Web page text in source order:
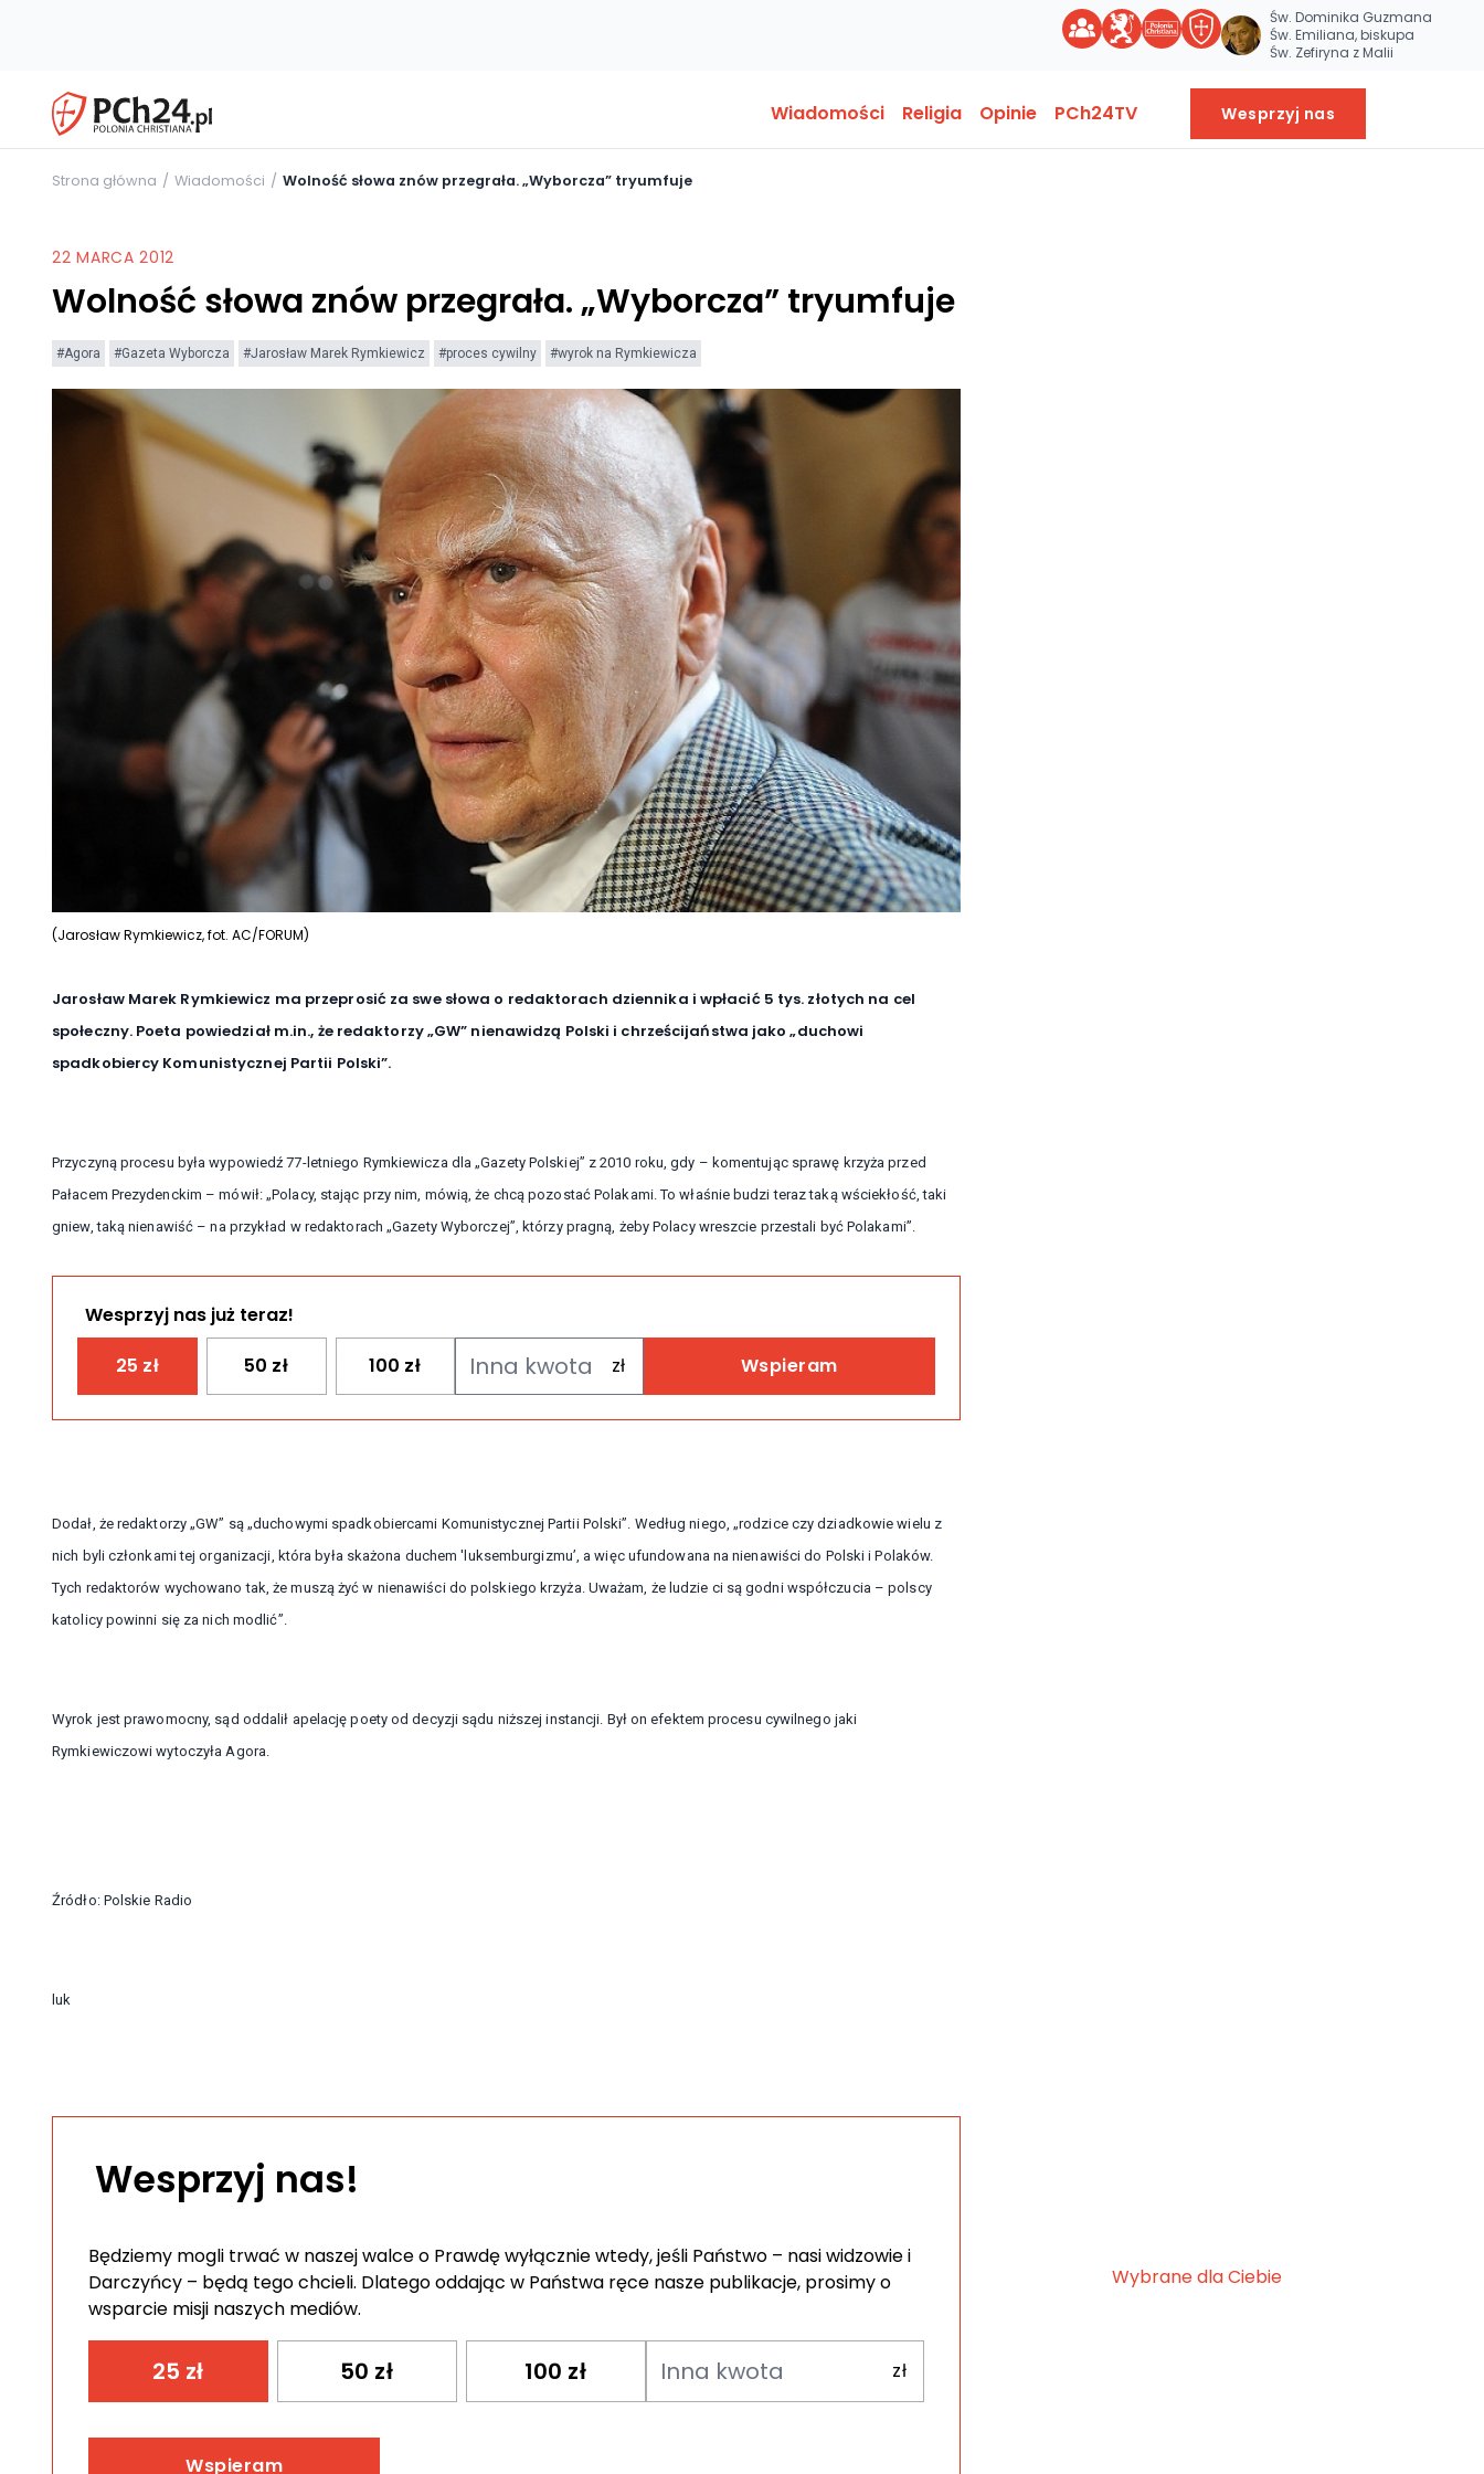
Św. Dominika Guzmana
Św. Emiliana, biskupa
Św. Zefiryna z Malii
Wiadomości Religia Opinie PCh24TV Wesprzyj nas
Strona główna Wiadomości Wolność słowa znów przegrała. „Wyborcza” tryumfuje
22 MARCA 2012
Wolność słowa znów przegrała. „Wyborcza” tryumfuje
#Agora #Gazeta Wyborcza #Jarosław Marek Rymkiewicz #proces cywilny #wyrok na Rymkiewicza
(Jarosław Rymkiewicz, fot. AC/FORUM)
Jarosław Marek Rymkiewicz ma przeprosić za swe słowa o redaktorach dziennika i wpłacić 5 tys. złotych na cel
społeczny. Poeta powiedział m.in., że redaktorzy „GW” nienawidzą Polski i chrześcijaństwa jako „duchowi
spadkobiercy Komunistycznej Partii Polski”.
Przyczyną procesu była wypowiedź 77-letniego Rymkiewicza dla „Gazety Polskiej” z 2010 roku, gdy – komentując sprawę krzyża przed
Pałacem Prezydenckim – mówił: „Polacy, stając przy nim, mówią, że chcą pozostać Polakami. To właśnie budzi teraz taką wściekłość, taki
gniew, taką nienawiść – na przykład w redaktorach „Gazety Wyborczej”, którzy pragną, żeby Polacy wreszcie przestali być Polakami”.
Wesprzyj nas już teraz!
25 zł 50 zł 100 zł Wspieram
Dodał, że redaktorzy „GW” są „duchowymi spadkobiercami Komunistycznej Partii Polski”. Według niego, „rodzice czy dziadkowie wielu z
nich byli członkami tej organizacji, która była skażona duchem 'luksemburgizmu’, a więc ufundowana na nienawiści do Polski i Polaków.
Tych redaktorów wychowano tak, że muszą żyć w nienawiści do polskiego krzyża. Uważam, że ludzie ci są godni współczucia – polscy
katolicy powinni się za nich modlić”.
Wyrok jest prawomocny, sąd oddalił apelację poety od decyzji sądu niższej instancji. Był on efektem procesu cywilnego jaki
Rymkiewiczowi wytoczyła Agora.
Źródło: Polskie Radio
luk
Wesprzyj nas!
Będziemy mogli trwać w naszej walce o Prawdę wyłącznie wtedy, jeśli Państwo – nasi widzowie i
Darczyńcy – będą tego chcieli. Dlatego oddając w Państwa ręce nasze publikacje, prosimy o
wsparcie misji naszych mediów.
25 zł 50 zł 100 zł
Wspieram
Wybrane dla Ciebie